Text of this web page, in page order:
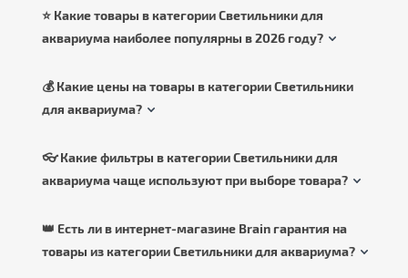
⭐ Какие товары в категории Светильники для
аквариума наиболее популярны в 2026 году?
💰 Какие цены на товары в категории Светильники
для аквариума?
👓 Какие фильтры в категории Светильники для
аквариума чаще используют при выборе товара?
👑 Есть ли в интернет-магазине Brain гарантия на
товары из категории Светильники для аквариума?